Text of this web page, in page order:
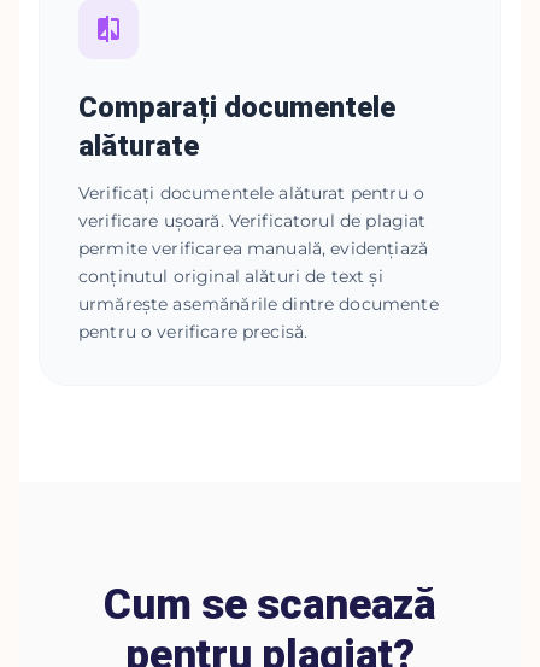
Comparați documentele
alăturate
Verificați documentele alăturat pentru o
verificare ușoară. Verificatorul de plagiat
permite verificarea manuală, evidențiază
conținutul original alături de text și
urmărește asemănările dintre documente
pentru o verificare precisă.
Cum se scanează
pentru plagiat?